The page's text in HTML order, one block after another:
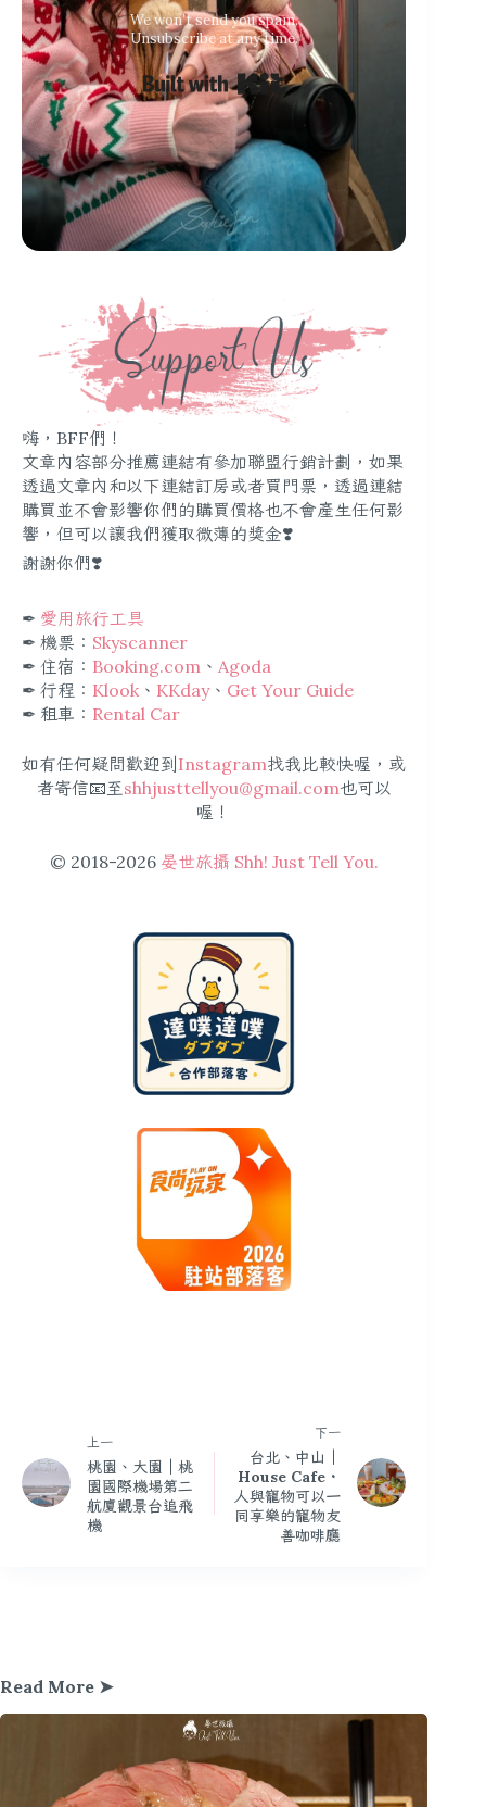
We won’t send you spam.
Unsubscribe at any time.
Built with Kit
嗨，BFF們！
文章內容部分推薦連結有參加聯盟行銷計劃，如果
透過文章內和以下連結訂房或者買門票，透過連結
購買並不會影響你們的購買價格也不會產生任何影
響，但可以讓我們獲取微薄的獎金❣️
謝謝你們❣️
✒︎ 愛用旅行工具
✒︎ 機票： Skyscanner
✒︎ 住宿： Booking.com 、 Agoda
✒︎ 行程： Klook 、 KKday、 Get Your Guide
✒︎ 租車： Rental Car
如有任何疑問歡迎到 Instagram找我比較快喔，或
者寄信📧至shhjusttellyou@gmail.com也可以
喔！
© 2018-2026 晏世旅攝 Shh! Just Tell You.
上一
桃園、大園｜桃
園國際機場第二
航廈觀景台追飛
機
下一
台北、中山｜
House Cafe・
人與寵物可以一
同享樂的寵物友
善咖啡廳
Read More ➤